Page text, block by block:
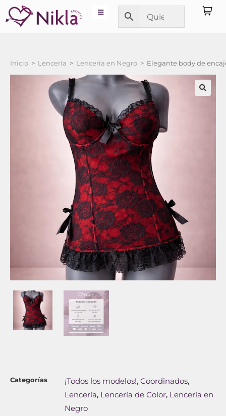
Inicio > Lencería > Lencería en Negro > Elegante body de
Categorías ¡Todos los modelos!, Coordinados,
Lencería, Lencería de Color, Lencería en
Negro